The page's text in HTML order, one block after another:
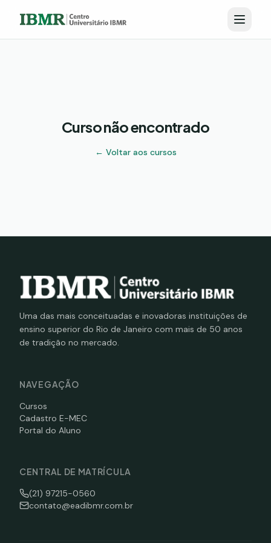
Curso não encontrado
← Voltar aos cursos
Uma das mais conceituadas e inovadoras instituições de
ensino superior do Rio de Janeiro com mais de 50 anos
de tradição no mercado.
NAVEGAÇÃO
Cursos
Cadastro E-MEC
Portal do Aluno
CENTRAL DE MATRÍCULA
(21) 97215-0560
contato@eadibmr.com.br